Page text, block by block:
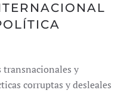
transnacionales y
corruptas y desleales